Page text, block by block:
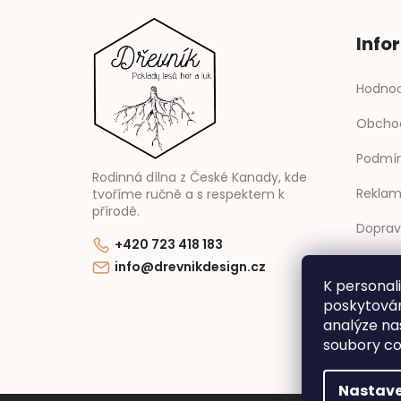
K
analýze
soubory
Rodinná dílna z České Kanady, kde
tvoříme ručně a s respektem k
přírodě.
+420 723 418 183
info@drevnikdesign.cz